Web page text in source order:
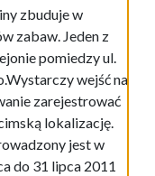
zbuduje w
zabaw. Jeden z
pomiedzy ul.
wejść na
zarejestrować
lokalizację.
jest w
do 31 lipca 2011